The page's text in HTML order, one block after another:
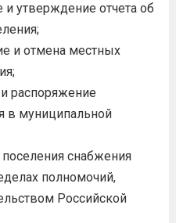
и утверждение отчета об
и отмена местных
распоряжение
в муниципальной
снабжения
полномочий,
Российской